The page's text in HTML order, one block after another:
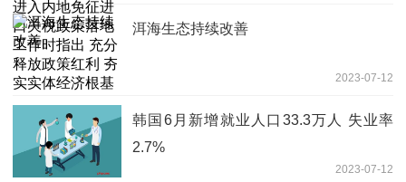
利 夯实实体经济根基
洱海生态持续改善
2023-07-12
韩国6月新增就业人口33.3万人 失业率
2.7%
2023-07-12